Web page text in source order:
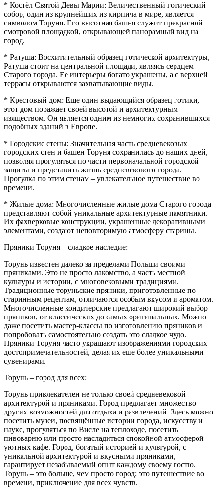
* Костёл Святой Девы Марии: Величественный готический
собор, один из крупнейших из кирпича в мире, является
символом Торуня. Его высотная башня служит прекрасной
смотровой площадкой, открывающей панорамный вид на
город.
* Ратуша: Восхитительный образец готической архитектуры,
Ратуша стоит на центральной площади, являясь сердцем
Старого города. Ее интерьеры богато украшены, а с верхней
террасы открываются захватывающие виды.
* Крестовый дом: Еще один выдающийся образец готики,
этот дом поражает своей высотой и архитектурным
изяществом. Он является одним из немногих сохранившихся
подобных зданий в Европе.
* Городские стены: Значительная часть средневековых
городских стен и башен Торуня сохранилась до наших дней,
позволяя прогуляться по части первоначальной городской
защиты и представить жизнь средневекового города.
Прогулка по этим стенам – увлекательное путешествие во
времени.
* Жилые дома: Многочисленные жилые дома Старого города
представляют собой уникальные архитектурные памятники.
Их фахверковые конструкции, украшенные декоративными
элементами, создают неповторимую атмосферу старины.
Пряники Торуня – сладкое наследие:
Торунь известен далеко за пределами Польши своими
пряниками. Это не просто лакомство, а часть местной
культуры и истории, с многовековыми традициями.
Традиционные торуньские пряники, приготовленные по
старинным рецептам, отличаются особым вкусом и ароматом.
Многочисленные кондитерские предлагают широкий выбор
пряников, от классических до самых оригинальных. Можно
даже посетить мастер-классы по изготовлению пряников и
попробовать самостоятельно создать это сладкое чудо.
Пряники Торуня часто украшают изображениями городских
достопримечательностей, делая их еще более уникальными
сувенирами.
Торунь – город для всех:
Торунь привлекателен не только своей средневековой
архитектурой и пряниками. Город предлагает множество
других возможностей для отдыха и развлечений. Здесь можно
посетить музеи, посвящённые истории города, искусству и
науке, прогуляться по Висле на теплоходе, посетить
пивоварню или просто насладиться спокойной атмосферой
уютных кафе. Город, богатый историей и культурой, с
уникальной архитектурой и вкусными пряниками,
гарантирует незабываемый опыт каждому своему гостю.
Торунь – это больше, чем просто город; это путешествие во
времени, приключение для всех чувств.